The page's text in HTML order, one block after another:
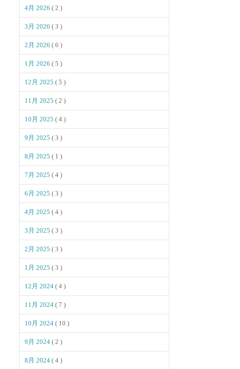
4月 2026 ( 2 )
3月 2026 ( 3 )
2月 2026 ( 6 )
1月 2026 ( 5 )
12月 2025 ( 5 )
11月 2025 ( 2 )
10月 2025 ( 4 )
9月 2025 ( 3 )
8月 2025 ( 1 )
7月 2025 ( 4 )
6月 2025 ( 3 )
4月 2025 ( 4 )
3月 2025 ( 3 )
2月 2025 ( 3 )
1月 2025 ( 3 )
12月 2024 ( 4 )
11月 2024 ( 7 )
10月 2024 ( 10 )
9月 2024 ( 2 )
8月 2024 ( 4 )